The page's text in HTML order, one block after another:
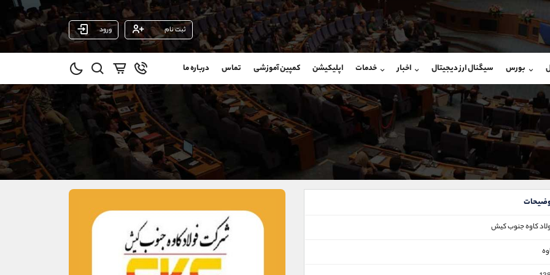
ثبت نام ورود
بورس سیگنال ارز دیجیتال اخبار خدمات اپلیکیشن کمپین آموزشی تماس درباره ما
کاوه جنوب کیش
شروع گفتگو
@Armteam_admin_104
104
شروع گفتگو
@Armteam_admin_103
داخلی 103
(ایمان پوراسماعیلی)
09927779040
واتساپ شروع گفتگو
تلگرام @Armteam_admin_por
021-22021030
90001030
@alireza.mehrabii
@alirezamehrabi_com
@alirezamehrabi_official